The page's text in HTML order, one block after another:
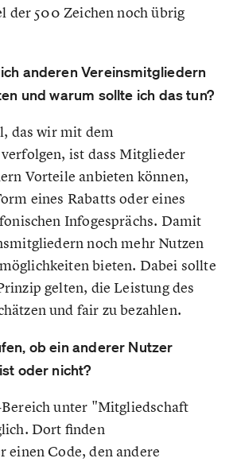
der 500 Zeichen noch übrig
anderen Vereinsmitgliedern
und warum sollte ich das tun?
das wir mit dem
ist dass Mitglieder
Vorteile anbieten können,
eines Rabatts oder eines
Infogesprächs. Damit
noch mehr Nutzen
bieten. Dabei sollte
gelten, die Leistung des
und fair zu bezahlen.
ob ein anderer Nutzer
oder nicht?
unter "Mitgliedschaft
Dort finden
einen Code, den andere